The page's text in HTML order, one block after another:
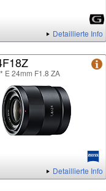
Detaillierte Info
E 24mm F1.8 ZA
Detaillierte Info